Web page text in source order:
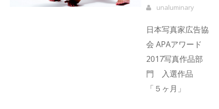
unaluminary
日本写真家広告協
会 APAアワード
2017写真作品部
門 入選作品
「５ヶ月」